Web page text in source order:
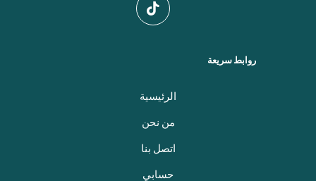
روابط سريعة
الرئيسية
من نحن
اتصل بنا
حسابي